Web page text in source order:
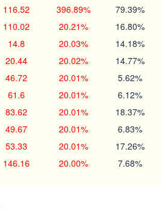
116.52 396.89% 79.39%
110.02 20.21% 16.80%
14.8 20.03% 14.18%
20.44 20.02% 14.77%
46.72 20.01% 5.62%
61.6 20.01% 6.12%
83.62 20.01% 18.37%
49.67 20.01% 6.83%
53.33 20.01% 17.26%
146.16 20.00% 7.68%